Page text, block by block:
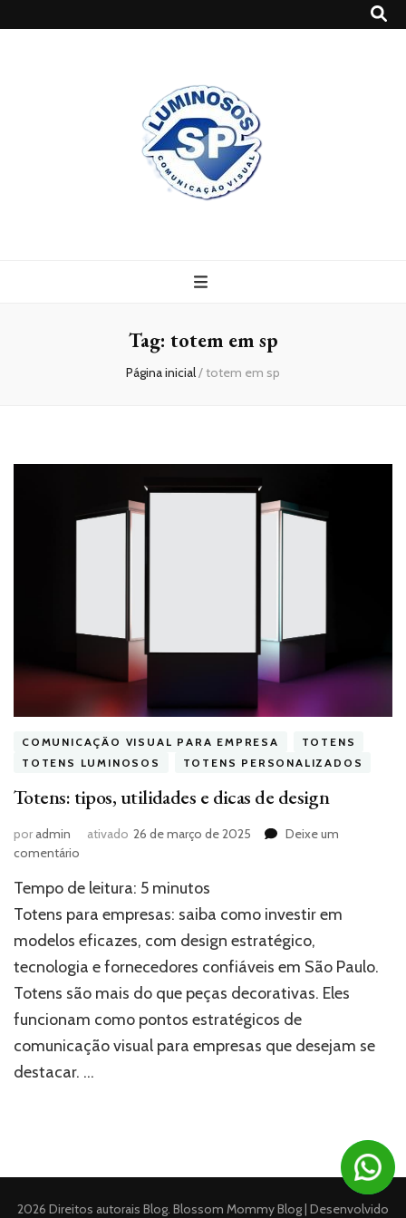
Tag: totem em sp
Página inicial/totem em sp
COMUNICAÇÃO VISUAL PARA EMPRESA
TOTENS
TOTENS LUMINOSOS
TOTENS PERSONALIZADOS
Totens: tipos, utilidades e dicas de design
poradmin ativado 26 de março de 2025
Deixe um
comentário
tipos,
utilidades
dicas
de
design
Tempo de leitura: 5 minutos
Totens para empresas: saiba como investir em
modelos eficazes, com design estratégico,
tecnologia e fornecedores confiáveis em São Paulo.
Totens são mais do que peças decorativas. Eles
funcionam como pontos estratégicos de
comunicação visual para empresas que desejam se
destacar. …
2026 Direitos autorais Blog. Blossom Mommy Blog | Desenvolvido